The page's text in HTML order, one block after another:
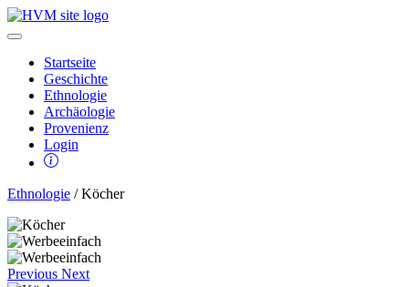
Startseite
Geschichte
Ethnologie
Archäologie
Provenienz
Login
Ethnologie / Köcher
Previous Next